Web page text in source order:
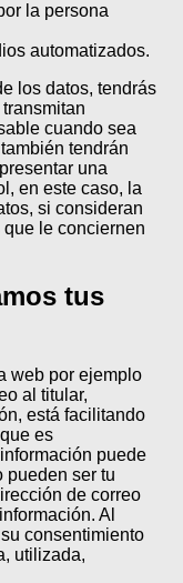
la persona
automatizados.
los datos, tendrás
cuando sea
tendrán
una
en este caso, la
si consideran
le conciernen
tus
web por ejemplo
al titular,
está facilitando
es
puede
pueden ser tu
de correo
Al
consentimiento
utilizada,